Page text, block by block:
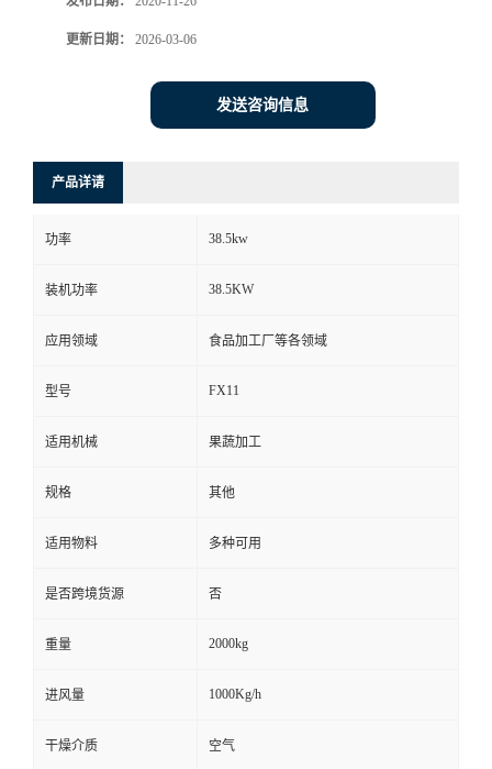
更新日期： 2026-03-06
发送咨询信息
产品详请
功率 38.5kw
装机功率 38.5KW
应用领域 食品加工厂等各领域
型号 FX11
适用机械 果蔬加工
规格 其他
适用物料 多种可用
是否跨境货源 否
重量 2000kg
进风量 1000Kg/h
干燥介质 空气